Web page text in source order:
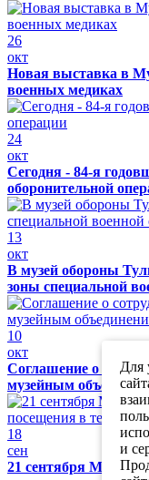
26
окт
Новая выставка в
военных медиках
24
окт
Сегодня - 84-я
оборонительной
13
окт
В музей обороны
зоны специальной
10
окт
Соглашение о
музейным
18
сен
21 сентября Музей
Для
и